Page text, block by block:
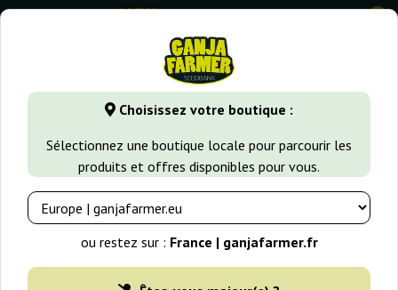
⭐ -40% Variétés à croissance rapide ⭐
⏰ 2 Jours 07:20:50
Choisissez votre boutique :
Sélectionnez une boutique locale pour parcourir les
produits et offres disponibles pour vous.
ou restez sur : France | ganjafarmer.fr
0
GanjaFarmer.fr Types de Graines Graines de Cannabis
Spice 15 Regular Mr. Nice